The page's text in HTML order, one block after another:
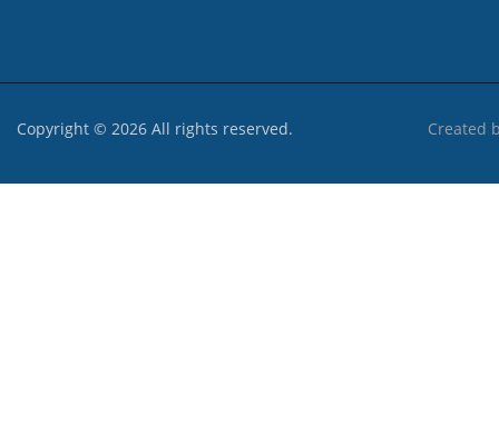
Copyright © 2026 All rights reserved. Created